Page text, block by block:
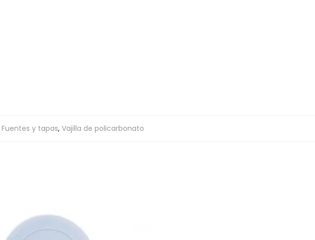
Fuentes y tapas, Vajilla de policarbonato